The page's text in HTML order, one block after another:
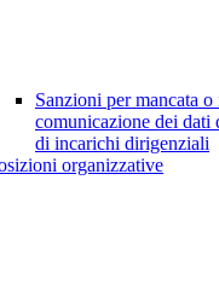
Sanzioni per mancata o
comunicazione dei dati
di incarichi dirigenziali
organizzative